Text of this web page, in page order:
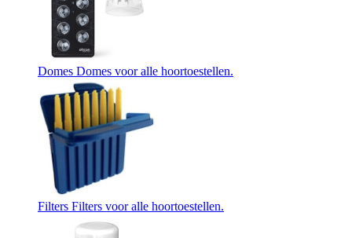
Domes Domes voor alle hoortoestellen.
Filters Filters voor alle hoortoestellen.